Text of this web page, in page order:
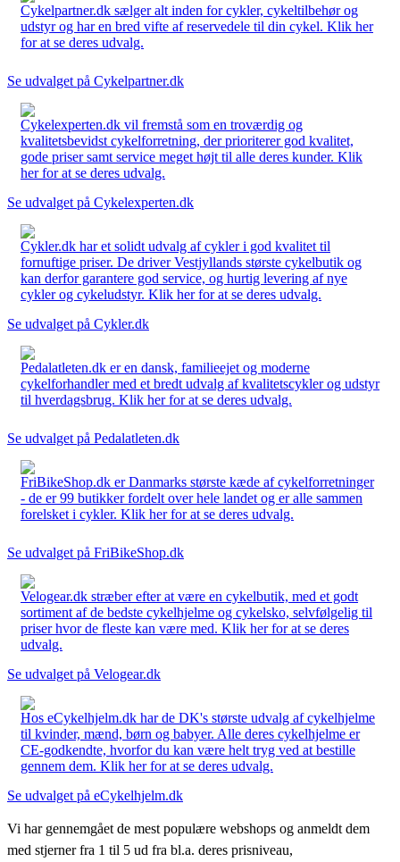
Cykelpartner.dk sælger alt inden for cykler, cykeltilbehør og
udstyr og har en bred vifte af reservedele til din cykel. Klik her
for at se deres udvalg.
Se udvalget på Cykelpartner.dk
Cykelexperten.dk vil fremstå som en troværdig og
kvalitetsbevidst cykelforretning, der prioriterer god kvalitet,
gode priser samt service meget højt til alle deres kunder. Klik
her for at se deres udvalg.
Se udvalget på Cykelexperten.dk
Cykler.dk har et solidt udvalg af cykler i god kvalitet til
fornuftige priser. De driver Vestjyllands største cykelbutik og
kan derfor garantere god service, og hurtig levering af nye
cykler og cykeludstyr. Klik her for at se deres udvalg.
Se udvalget på Cykler.dk
Pedalatleten.dk er en dansk, familieejet og moderne
cykelforhandler med et bredt udvalg af kvalitetscykler og udstyr
til hverdagsbrug. Klik her for at se deres udvalg.
Se udvalget på Pedalatleten.dk
FriBikeShop.dk er Danmarks største kæde af cykelforretninger
- de er 99 butikker fordelt over hele landet og er alle sammen
forelsket i cykler. Klik her for at se deres udvalg.
Se udvalget på FriBikeShop.dk
Velogear.dk stræber efter at være en cykelbutik, med et godt
sortiment af de bedste cykelhjelme og cykelsko, selvfølgelig til
priser hvor de fleste kan være med. Klik her for at se deres
udvalg.
Se udvalget på Velogear.dk
Hos eCykelhjelm.dk har de DK's største udvalg af cykelhjelme
til kvinder, mænd, børn og babyer. Alle deres cykelhjelme er
CE-godkendte, hvorfor du kan være helt tryg ved at bestille
gennem dem. Klik her for at se deres udvalg.
Se udvalget på eCykelhjelm.dk
Vi har gennemgået de mest populære webshops og anmeldt dem
med stjerner fra 1 til 5 ud fra bl.a. deres prisniveau,